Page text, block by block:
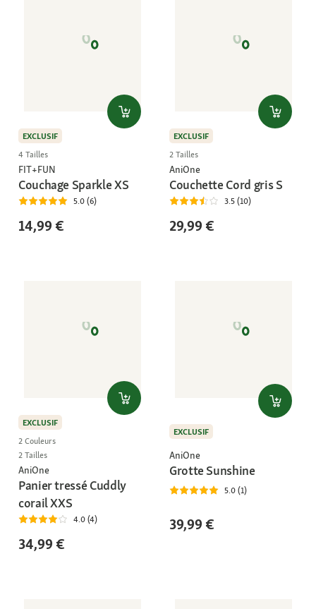
EXCLUSIF
4 Tailles
FIT+FUN
Couchage Sparkle XS
5.0 (6)
14,99 €
EXCLUSIF
2 Tailles
AniOne
Couchette Cord gris S
3.5 (10)
29,99 €
EXCLUSIF
2 Couleurs
2 Tailles
AniOne
Panier tressé Cuddly
corail XXS
4.0 (4)
34,99 €
EXCLUSIF
AniOne
Grotte Sunshine
5.0 (1)
39,99 €